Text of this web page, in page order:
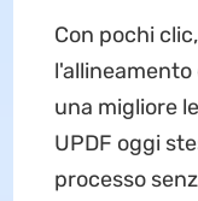
Con pochi
una migliore
UPDF oggi
processo